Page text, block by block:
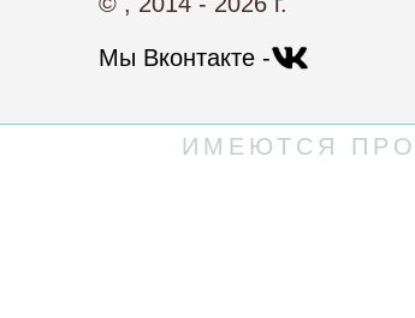
Мы Вконтакте -
ИМЕЮТСЯ